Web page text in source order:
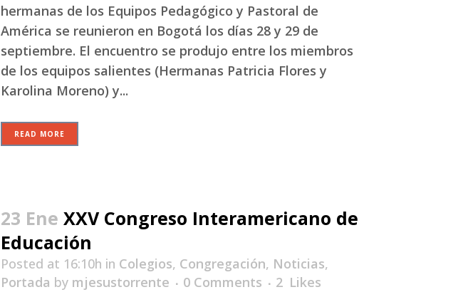
hermanas de los Equipos Pedagógico y Pastoral de
América se reunieron en Bogotá los días 28 y 29 de
septiembre. El encuentro se produjo entre los miembros
de los equipos salientes (Hermanas Patricia Flores y
Karolina Moreno) y...
READ MORE
23 Ene XXV Congreso Interamericano de
Educación
Posted at 16:10h in Colegios, Congregación, Noticias,
Portada by mjesustorrente 0 Comments 2 Likes